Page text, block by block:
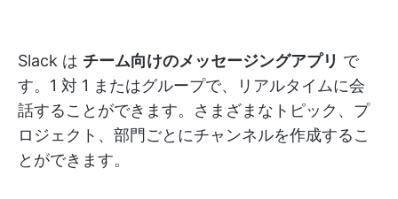
Slack は チーム向けのメッセージングアプリ で
す。1 対 1 またはグループで、リアルタイムに会
話することができます。さまざまなトピック、プ
ロジェクト、部門ごとにチャンネルを作成するこ
とができます。